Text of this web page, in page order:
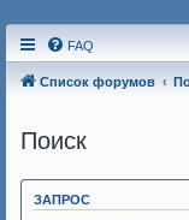
FAQ
Список форумов
Поиск
ЗАПРОС